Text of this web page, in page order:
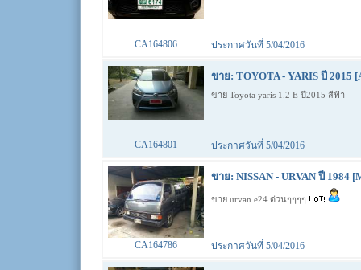
CA164806 ประกาศวันที่ 5/04/2016
ขาย: TOYOTA - YARIS ปี 2015
ขาย Toyota yaris 1.2 E ปี2015 สีฟ้า
CA164801 ประกาศวันที่ 5/04/2016
ขาย: NISSAN - URVAN ปี 1984
ขาย urvan e24 ด่วนๆๆๆๆ
CA164786 ประกาศวันที่ 5/04/2016